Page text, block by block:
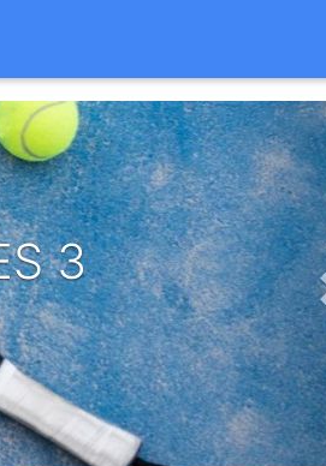
3